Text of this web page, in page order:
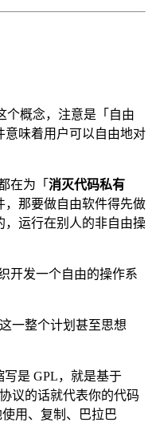
个概念，注意是「自由
意味着用户可以自由地对
在为「 消灭代码私有
，那要做自由软件得先做
，运行在别人的非自由操
开发一个自由的操作系
一整个计划甚至思想
写是 GPL，就是基于
议的话就代表你的代码
用、复制、巴拉巴